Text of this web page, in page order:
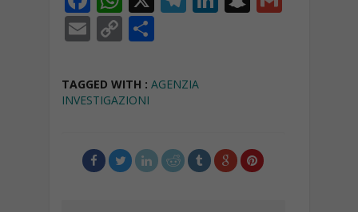
ac
e
b
o
k
h
at
s
A
p
gr
at
E
ai
l
C
p
y
n
k
C
n
di
TAGGED WITH : AGENZIA
INVESTIGAZIONI